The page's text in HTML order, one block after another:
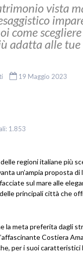
vista
come
adatta alle tue
19 Maggio 2023
1.853
delle regioni italiane più
un’ampia proposta di
sul mare alle
principali città che
la meta preferita dagli
Costiera
per i suoi caratteristici